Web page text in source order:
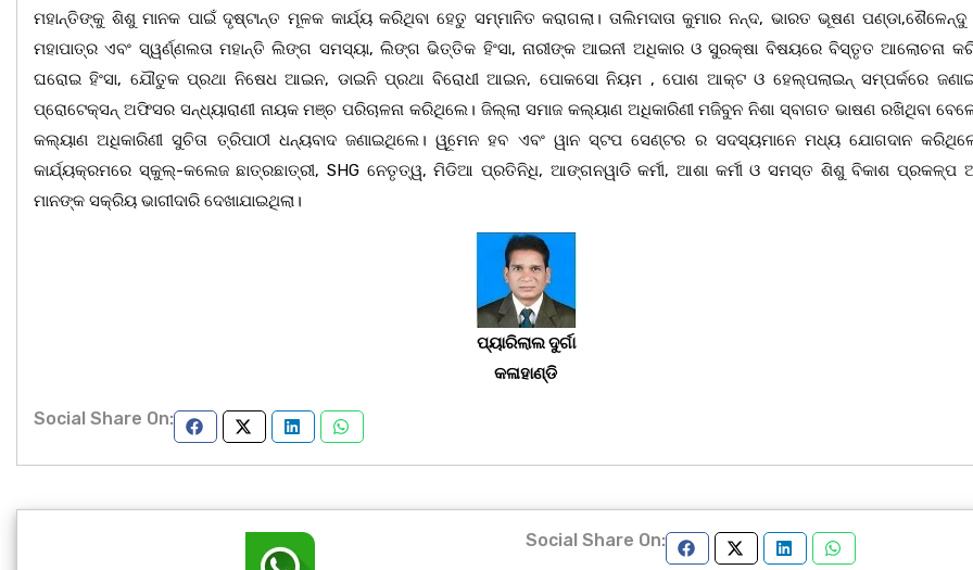
ମହାନ୍ତିଙ୍କୁ ଶିଶୁ ମାନକ ପାଇଁ ଦୃଷ୍ଟାନ୍ତ ମୂଳକ କାର୍ଯ୍ୟ କରିଥିବା ହେତୁ ସମ୍ମାନିତ କରାଗଲା। ତାଲିମଦାତା କୁମାର ନନ୍ଦ, ଭାରତ ଭୂଷଣ
ମହାପାତ୍ର ଏବଂ ସ୍ୱର୍ଣ୍ଣଲତା ମହାନ୍ତି ଲିଙ୍ଗ ସମସ୍ୟା, ଲିଙ୍ଗ ଭିତ୍ତିକ ହିଂସା, ନାରୀଙ୍କ ଆଇନୀ ଅଧିକାର ଓ ସୁରକ୍ଷା ବିଷୟରେ ବିସ୍ତୃତ ଆଲୋଚନା
ଘରୋଇ ହିଂସା, ଯୌତୁକ ପ୍ରଥା ନିଷେଧ ଆଇନ, ଡାଇନି ପ୍ରଥା ବିରୋଧୀ ଆଇନ, ପୋକସୋ ନିୟମ , ପୋଶ ଆକ୍ଟ ଓ ହେଲ୍ପଲାଇନ୍ ସମ୍ପର୍କରେ
ପ୍ରୋଟେକ୍ସନ୍ ଅଫିସର ସନ୍ଧ୍ୟାରାଣୀ ନାୟକ ମଞ୍ଚ ପରିଚାଳନା କରିଥିଲେ। ଜିଲ୍ଲା ସମାଜ କଲ୍ୟାଣ ଅଧିକାରିଣୀ ମଜିବୁନ ନିଶା ସ୍ବାଗତ ଭାଷଣ ରଖିଥିବା
କଲ୍ୟାଣ ଅଧିକାରିଣୀ ସୁଚିତା ତ୍ରିପାଠୀ ଧନ୍ୟବାଦ ଜଣାଇଥିଲେ। ୱୂମେନ ହବ ଏବଂ ୱାନ ସ୍ଟପ ସେଣ୍ଟର ର ସଦସ୍ୟମାନେ ମଧ୍ୟ ଯୋଗଦାନ
କାର୍ଯ୍ୟକ୍ରମରେ ସ୍କୁଲ୍-କଲେଜ ଛାତ୍ରଛାତ୍ରୀ, SHG ନେତୃତ୍ୱ, ମିଡିଆ ପ୍ରତିନିଧି, ଆଙ୍ଗନୱାଡି କର୍ମୀ, ଆଶା କର୍ମୀ ଓ ସମସ୍ତ ଶିଶୁ ବିକାଶ ପ୍ରକଳ୍ପ
ମାନଙ୍କ ସକ୍ରିୟ ଭାଗୀଦାରି ଦେଖାଯାଇଥିଲା।
ପ୍ୟାରିଲାଲ ଦୁର୍ଗା
କଳାହାଣ୍ଡି
Social Share On:
Social Share On: